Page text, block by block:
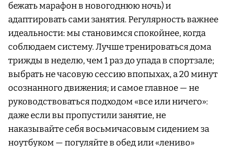
бежать марафон в новогоднюю ночь) и
адаптировать сами занятия. Регулярность важнее
идеальности: мы становимся спокойнее, когда
соблюдаем систему. Лучше тренироваться дома
трижды в неделю, чем 1 раз до упада в спортзале;
выбрать не часовую сессию впопыхах, а 20 минут
осознанного движения; и самое главное — не
руководствоваться подходом «все или ничего»:
даже если вы пропустили занятие, не
наказывайте себя восьмичасовым сидением за
ноутбуком — погуляйте в обед или «лениво»